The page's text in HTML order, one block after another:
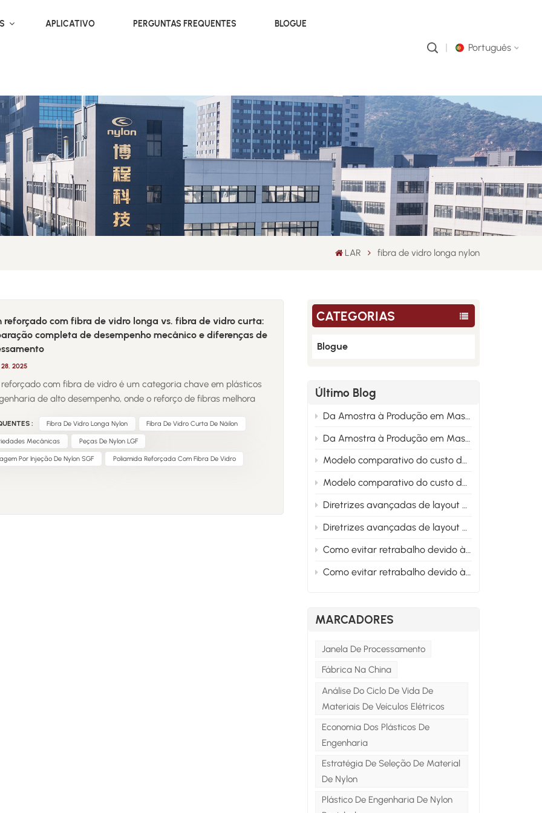
APLICATIVO PERGUNTAS FREQUENTES BLOGUE
Português
English
русский
português
العربية
中文
LAR fibra de vidro longa nylon
CATEGORIAS
Blogue
Último Blog
Da Amostra à Produção em Massa: Análise de Causa Raiz em Engenharia para a Melhoria do Desempenho do Nylon 2
Da Amostra à Produção em Massa: Análise de Causa Raiz em Engenharia para Melhoria do Desempenho do Nylon 1
Modelo comparativo do custo do ciclo de vida para PA6, PA66 e Nylon 2 reciclado
Modelo comparativo do custo do ciclo de vida para PA6, PA66 e Nylon 1 reciclado
Diretrizes avançadas de layout para fórmulas modificadas de nylon sob a tendência de conformidade de materiais para veículos de nova energia 2
Diretrizes avançadas de layout para fórmulas modificadas de nylon sob a tendência de conformidade de materiais para veículos de nova energia 1
Como evitar retrabalho devido às normas EN na fase de materiais para projetos de nylon modificado exportados para a Europa? Seção 2
Como evitar retrabalho devido às normas EN na fase de materiais para projetos de nylon modificado exportados para a Europa? Seção 1
MARCADORES
Janela De Processamento
Fábrica Na China
Análise Do Ciclo De Vida De
Materiais De Veículos Elétricos
Economia Dos Plásticos De
Engenharia
Estratégia De Seleção De Material
De Nylon
Plástico De Engenharia De Nylon
reforçado com fibra de vidro longa vs. fibra de vidro curta:
completa de desempenho mecânico e diferenças de
2025
reforçado com fibra de vidro é um categoria chave em plásticos
de alto desempenho, onde o reforço de fibras melhora
ao calor. No entanto, a escolha entre fibra de vidro longa
e fibra de vidro curta (SGF) não é trivial, pois suas diferenças vão
do aumento da resistência, incluindo comportamento de
: Fibra De Vidro Longa Nylon Fibra De Vidro Curta De Náilon
Mecânicas Peças De Nylon LGF
Por Injeção De Nylon SGF Poliamida Reforçada Com Fibra De Vidro